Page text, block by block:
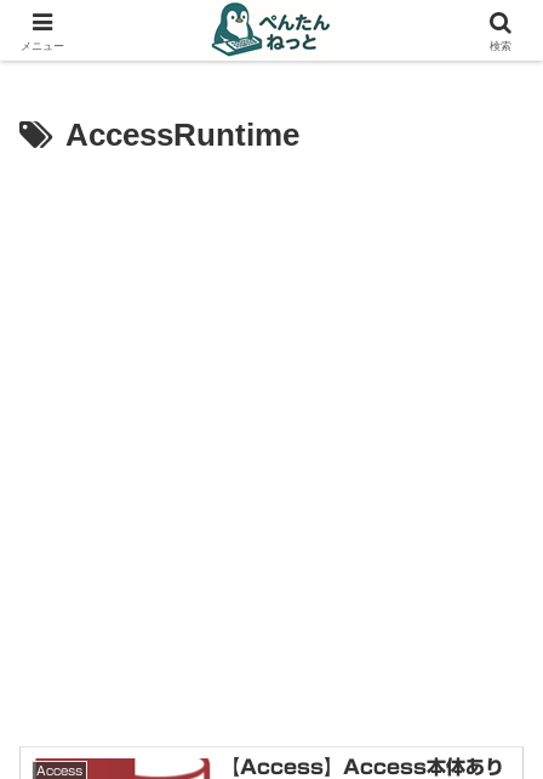
PCやガジェットの備忘録
AccessRuntime
Access
【Access】Access本体あり
メニュー 検索